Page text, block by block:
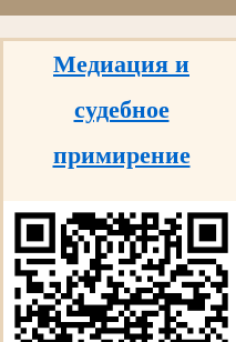
Медиация и
судебное
примирение